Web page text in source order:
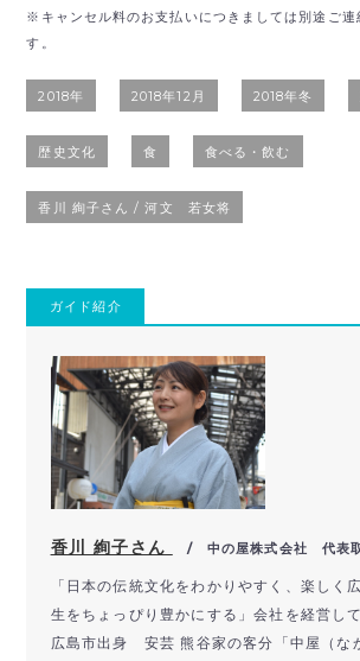
※キャンセル料のお支払いにつきましては別途ご連
す。
2018年 2018年12月 2018年冬
歴史文化 食 食べる・飲む
香川 絢子さん / 河文 若女将
ガイド紹介
香川 絢子さん / 中の屋株式会社 代表
「日本の伝統文化をわかりやすく、楽しく
生をちょっぴり豊かにする」会社を経営して
広島市出身 安芸 熊谷家の客分「中屋（な